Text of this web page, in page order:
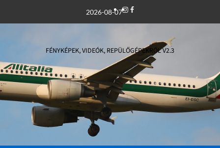
2026-08-07Instagram
Facebook
FÉNYKÉPEK, VIDEÓK, REPÜLŐGÉPEKRŐL V2.3